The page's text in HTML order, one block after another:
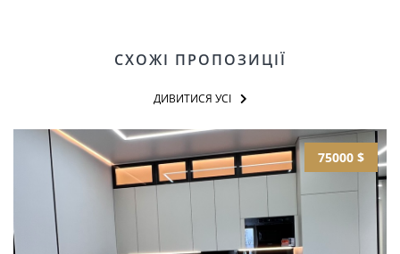
СХОЖІ ПРОПОЗИЦІЇ
ДИВИТИСЯ УСІ
75000 $